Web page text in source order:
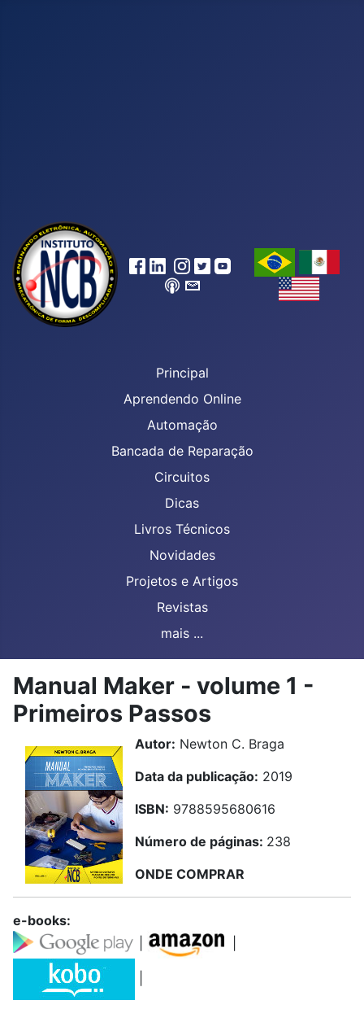
Principal
Aprendendo Online
Automação
Bancada de Reparação
Circuitos
Dicas
Livros Técnicos
Novidades
Projetos e Artigos
Revistas
mais ...
Manual Maker - volume 1 -
Primeiros Passos
Autor: Newton C. Braga
Data da publicação: 2019
ISBN: 9788595680616
Número de páginas: 238
ONDE COMPRAR
e-books: